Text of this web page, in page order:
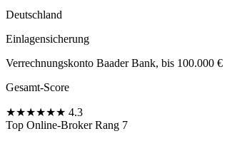
Deutschland
Einlagensicherung
Verrechnungskonto Baader Bank, bis 100.000 €
Gesamt-Score
★★★★★★ 4.3
Top Online-Broker Rang 7